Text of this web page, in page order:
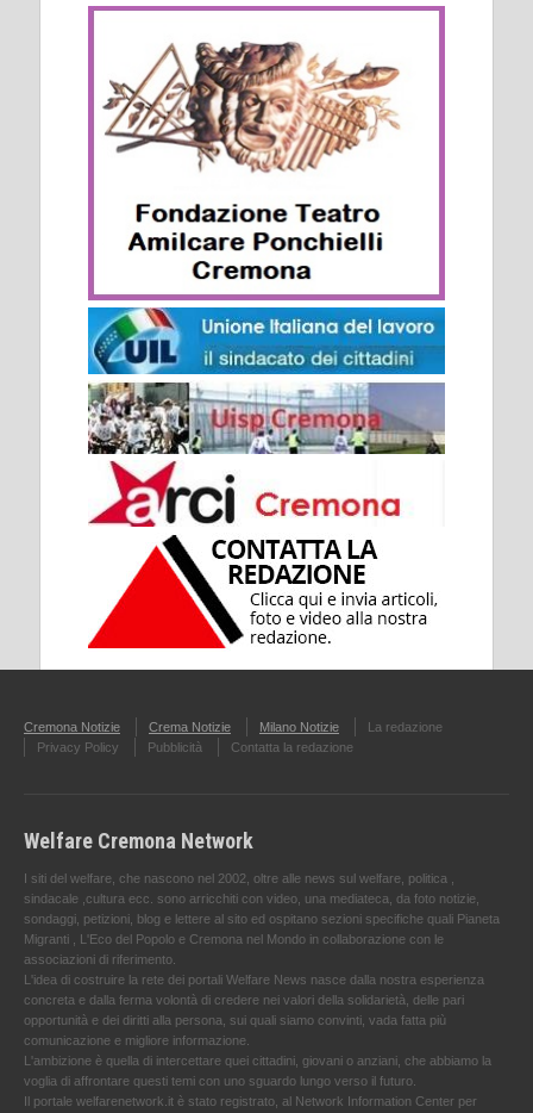
Cremona Notizie Crema Notizie Milano Notizie
La redazione
Privacy Policy
Pubblicità Contatta la redazione
Welfare Cremona Network
I siti del welfare, che nascono nel 2002, oltre alle news sul welfare, politica ,
sindacale ,cultura ecc. sono arricchiti con video, una mediateca, da foto notizie,
sondaggi, petizioni, blog e lettere al sito ed ospitano sezioni specifiche quali Pianeta
Migranti , L'Eco del Popolo e Cremona nel Mondo in collaborazione con le
associazioni di riferimento.
L'idea di costruire la rete dei portali Welfare News nasce dalla nostra esperienza
concreta e dalla ferma volontà di credere nei valori della solidarietà, delle pari
opportunità e dei diritti alla persona, sui quali siamo convinti, vada fatta più
comunicazione e migliore informazione.
L'ambizione è quella di intercettare quei cittadini, giovani o anziani, che abbiamo la
voglia di affrontare questi temi con uno sguardo lungo verso il futuro.
Il portale welfarenetwork.it è stato registrato, al Network Information Center per